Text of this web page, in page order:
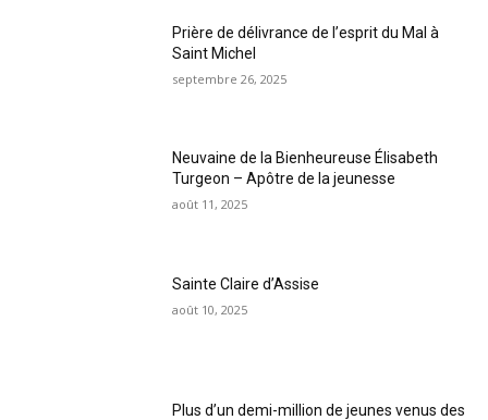
Prière de délivrance de l’esprit du Mal à
Saint Michel
septembre 26, 2025
Neuvaine de la Bienheureuse Élisabeth
Turgeon – Apôtre de la jeunesse
août 11, 2025
Sainte Claire d’Assise
août 10, 2025
Plus d’un demi-million de jeunes venus des